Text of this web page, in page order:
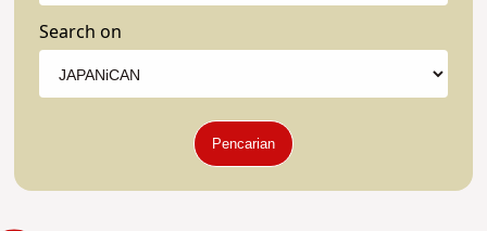
Search on
Pencarian